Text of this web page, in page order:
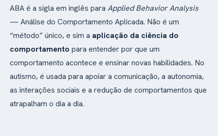
ABA é a sigla em inglês para Applied Behavior Analysis
— Análise do Comportamento Aplicada. Não é um
“método” único, e sim a aplicação da ciência do
comportamento para entender por que um
comportamento acontece e ensinar novas habilidades. No
autismo, é usada para apoiar a comunicação, a autonomia,
as interações sociais e a redução de comportamentos que
atrapalham o dia a dia.